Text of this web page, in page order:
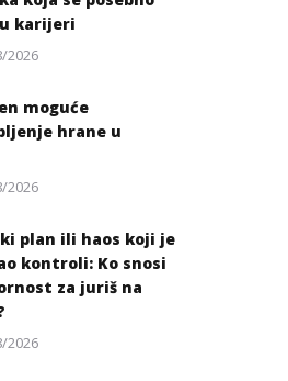
karijeri
2026
moguće
hrane u
2026
plan ili haos koji je
kontroli: Ko snosi
za juriš na
2026